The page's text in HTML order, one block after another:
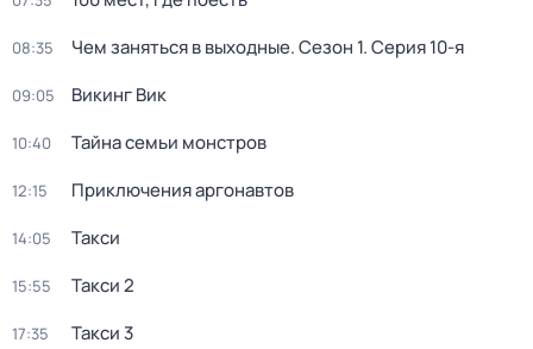
08:35 Чем заняться в выходные. Сезон 1. Серия 10-я
09:05 Викинг Вик
10:40 Тайна семьи монстров
12:15 Приключения аргонавтов
14:05 Такси
15:55 Такси 2
17:35 Такси 3